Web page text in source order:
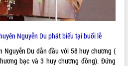
Nguyễn Du phát biểu tại buổi lễ
Nguyễn Du dẫn đầu với 58 huy chương (
bạc và 3 huy chương đồng). Đứng